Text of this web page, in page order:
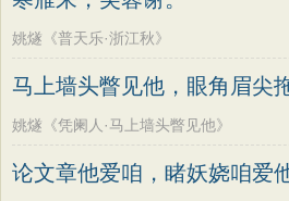
姚燧《普天乐·浙江秋》
马上墙头瞥见他，眼角眉尖
姚燧《凭阑人·马上墙头瞥见他》
论文章他爱咱，睹妖娆咱爱他